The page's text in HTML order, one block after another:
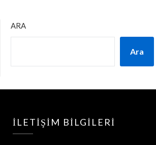
ARA
Ara
İLETIŞIM BILGILERI